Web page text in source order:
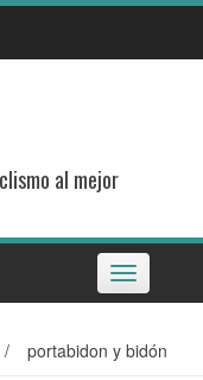
al mejor
Toggle
navigation
/ portabidon y bidón